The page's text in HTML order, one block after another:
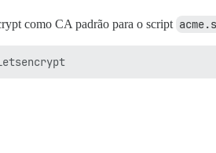
como CA padrão para o script